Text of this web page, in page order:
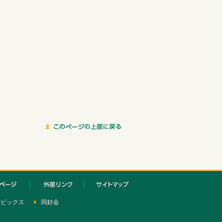
ピックス 同好会